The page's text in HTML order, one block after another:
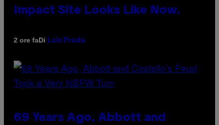
Impact Site Looks Like Now.
2 ore faDi Luis Prada
69 Years Ago, Abbott and